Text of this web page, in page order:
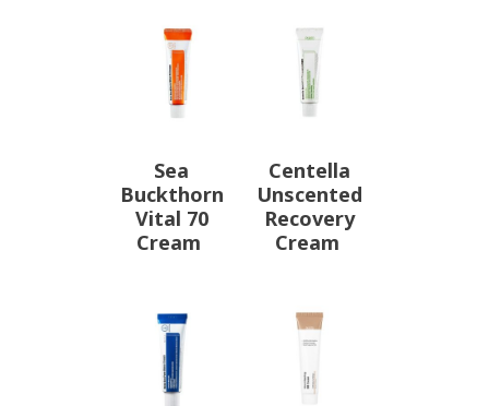
Sea
Buckthorn
Vital 70
Cream
Centella
Unscented
Recovery
Cream